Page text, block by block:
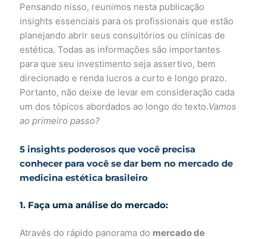
Pensando nisso, reunimos nesta publicação
insights essenciais para os profissionais que estão
planejando abrir seus consultórios ou clínicas de
estética. Todas as informações são importantes
para que seu investimento seja assertivo, bem
direcionado e renda lucros a curto e longo prazo.
Portanto, não deixe de levar em consideração cada
um dos tópicos abordados ao longo do texto.Vamos
ao primeiro passo?
5 insights poderosos que você precisa
conhecer para você se dar bem no mercado de
medicina estética brasileiro
1. Faça uma análise do mercado:
Através do rápido panorama do mercado de